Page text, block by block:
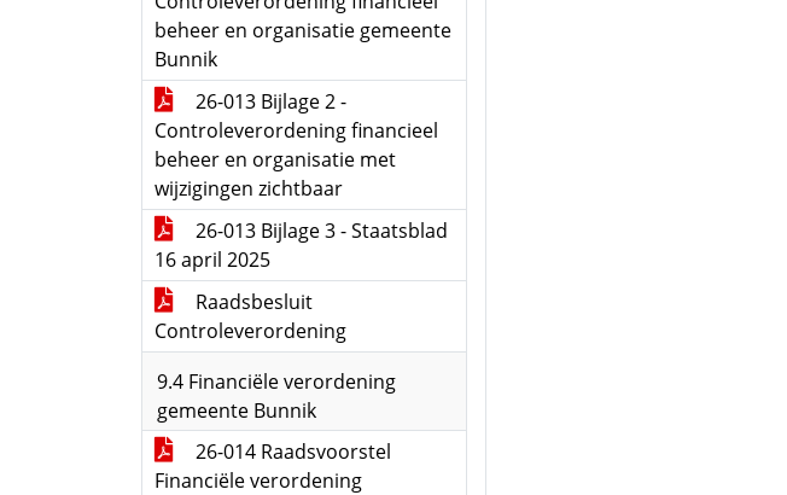
beheer en organisatie gemeente
Bunnik
26-013 Bijlage 2 -
Controleverordening financieel
beheer en organisatie met
wijzigingen zichtbaar
26-013 Bijlage 3 - Staatsblad
16 april 2025
Raadsbesluit
Controleverordening
9.4 Financiële verordening
gemeente Bunnik
26-014 Raadsvoorstel
Financiële verordening